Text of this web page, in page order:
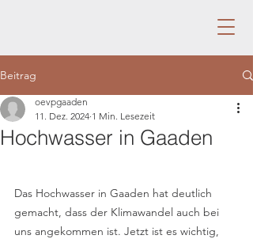
Beitrag
Hochwasser in Gaaden
oevpgaaden
11. Dez. 2024 1 Min. Lesezeit
Das Hochwasser in Gaaden hat deutlich
gemacht, dass der Klimawandel auch bei
uns angekommen ist. Jetzt ist es wichtig,